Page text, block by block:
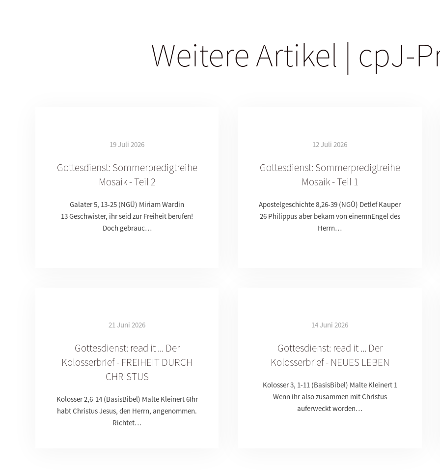
Weitere Artikel | cpJ-
19 Juli 2026
Gottesdienst: Sommerpredigtreihe
Mosaik - Teil 2
Galater 5, 13-25 (NGÜ) Miriam Wardin
13 Geschwister, ihr seid zur Freiheit berufen!
Doch gebrauc…
12 Juli 2026
Gottesdienst: Sommerpredigtreihe
Mosaik - Teil 1
Apostelgeschichte 8,26-39 (NGÜ) Detlef Kauper
26 Philippus aber bekam von einemnEngel des
Herrn…
21 Juni 2026
Gottesdienst: read it ... Der
Kolosserbrief - FREIHEIT DURCH
CHRISTUS
Kolosser 2,6-14 (BasisBibel) Malte Kleinert 6Ihr
habt Christus Jesus, den Herrn, angenommen.
Richtet…
14 Juni 2026
Gottesdienst: read it ... Der
Kolosserbrief - NEUES LEBEN
Kolosser 3, 1-11 (BasisBibel) Malte Kleinert 1
Wenn ihr also zusammen mit Christus
auferweckt worden…